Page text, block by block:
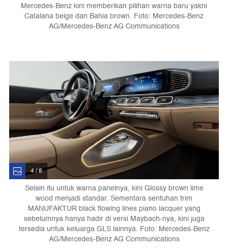
Mercedes-Benz kini memberikan pilihan warna baru yakni
Catalana beige dan Bahia brown. Foto: Mercedes-Benz
AG/Mercedes-Benz AG Communications
4 / 8
Selain itu untuk warna panelnya, kini Glossy brown lime
wood menjadi standar. Sementara sentuhan trim
MANUFAKTUR black flowing lines piano lacquer yang
sebelumnya hanya hadir di versi Maybach-nya, kini juga
tersedia untuk keluarga GLS lainnya. Foto: Mercedes-Benz
AG/Mercedes-Benz AG Communications